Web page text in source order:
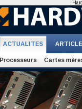
ACTUALITES
Processeurs Cartes